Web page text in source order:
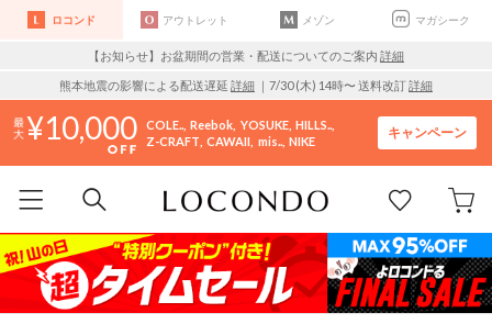
ロコンド アウトレット メゾン マガシーク
【お知らせ】お盆期間の営業・配送についてのご案内 詳細
熊本地震の影響による配送遅延 詳細 ｜7/30 (木) 14時〜 送料改訂詳細
10,000 COLE.. Reebok YOSUKE HILLS..
Z-CRAFT CAWAII mis.. NIKE
キャンペーン